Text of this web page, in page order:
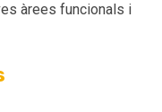
àrees funcionals i